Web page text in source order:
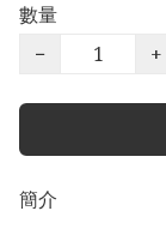
數量
−
+
簡介